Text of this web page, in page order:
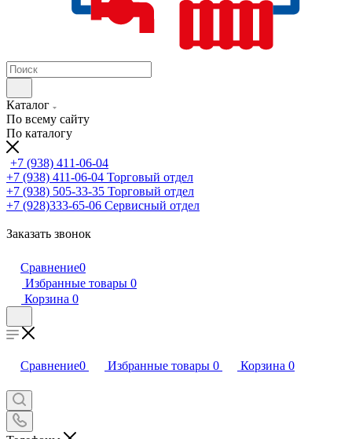
Каталог
По всему сайту
По каталогу
+7 (938) 411-06-04
+7 (938) 411-06-04 Торговый отдел
+7 (938) 505-33-35 Торговый отдел
+7 (928)333-65-06 Сервисный отдел
Заказать звонок
Сравнение0
Избранные товары 0
Корзина 0
Сравнение0 Избранные товары 0 Корзина 0